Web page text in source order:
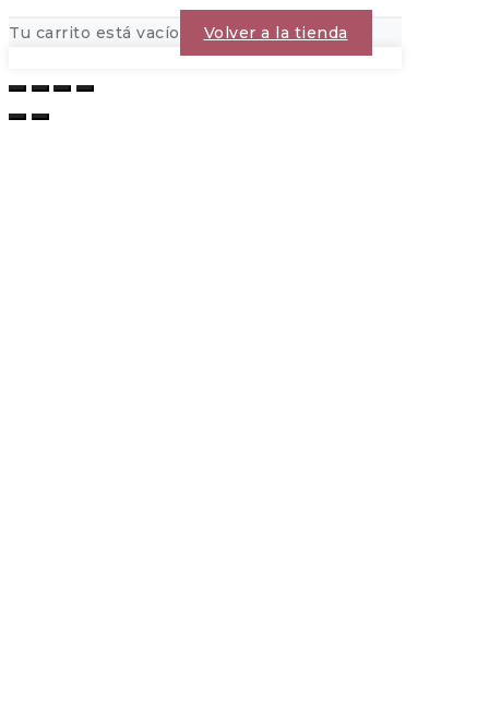
Tu carrito está vacío Volver a la tienda